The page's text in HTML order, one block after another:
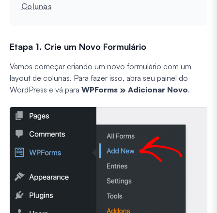
Colunas
Etapa 1. Crie um Novo Formulário
Vamos começar criando um novo formulário com um
layout de colunas. Para fazer isso, abra seu painel do
WordPress e vá para WPForms » Adicionar Novo.